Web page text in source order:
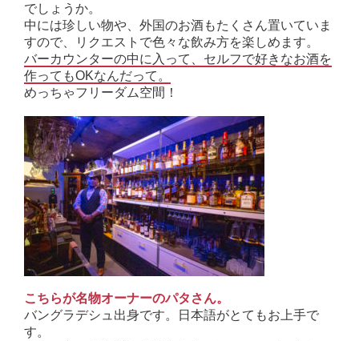
でしょうか。
中には珍しい物や、外国のお酒もたくさん置いていま
すので、リクエストで色々な飲み方を楽しめます。
バーカウンターの中に入って、セルフで好きなお酒を
作ってもOKなんだって。
めっちゃフリーダム空間！
こちらが名物オーナーのパタさん。
バングラデシュ出身です。日本語がとてもお上手で
す。